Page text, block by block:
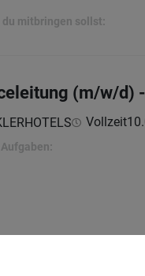
du mitbringen sollst:
(m/w/d)
Vollzeit